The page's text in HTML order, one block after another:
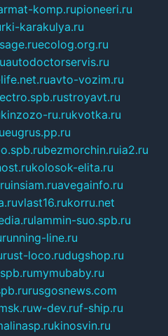
komp.rupioneeri.ru
karakulya.ru
ecolog.org.ru
autodoctorservis.ru
avto-vozim.ru
stroyavt.ru
kinzozo-ru.rukvotka.ru
eugrus.pp.ru
bezmorchin.ruia2.ru
kolosok-elita.ru
insiam.ruavegainfo.ru
vlast16.rukorru.net
lammin-suo.spb.ru
running-line.ru
rust-loco.rudugshop.ru
mymubaby.ru
rusgosnews.com
w-dev.ruf-ship.ru
kinosvin.ru